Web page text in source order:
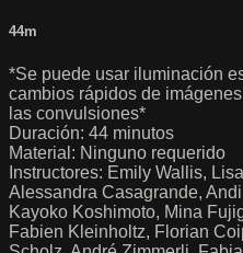
44m
*Se puede usar iluminación
cambios rápidos de
las convulsiones*
Duración: 44 minutos
Material: Ninguno requerido
Instructores: Emily Wallis,
Alessandra Casagrande,
Kayoko Koshimoto, Mina
Fabien Kleinholtz, Florian